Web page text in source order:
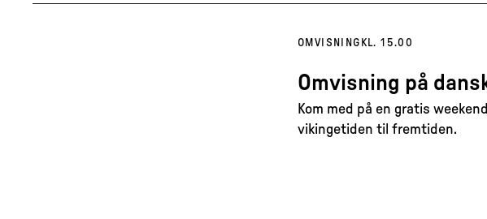
OMVISNING KL. 15.00
Omvisning på
Kom med på en gratis
vikingetiden til fremtiden.